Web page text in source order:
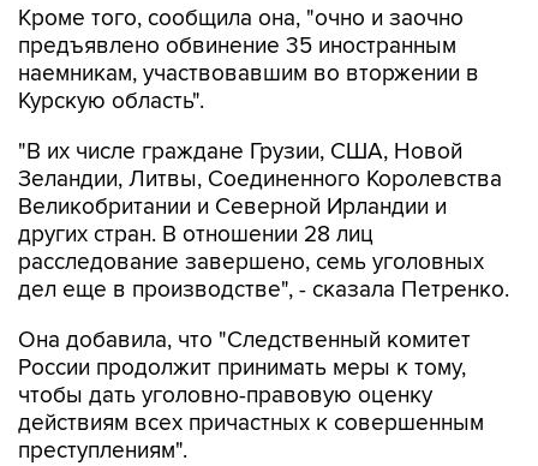
Кроме того, сообщила она, "очно и заочно
предъявлено обвинение 35 иностранным
наемникам, участвовавшим во вторжении в
Курскую область".
"В их числе граждане Грузии, США, Новой
Зеландии, Литвы, Соединенного Королевства
Великобритании и Северной Ирландии и
других стран. В отношении 28 лиц
расследование завершено, семь уголовных
дел еще в производстве", - сказала Петренко.
Она добавила, что "Cледственный комитет
России продолжит принимать меры к тому,
чтобы дать уголовно-правовую оценку
действиям всех причастных к совершенным
преступлениям".